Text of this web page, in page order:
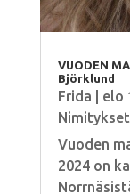
VUODEN
Björklund
Frida elo
Nimitykset
Vuoden
2024 on